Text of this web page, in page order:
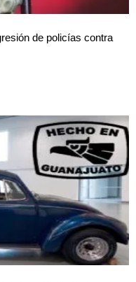
de policías contra